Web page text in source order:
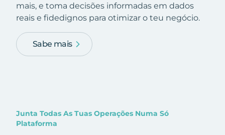
mais, e toma decisões informadas em dados
reais e fidedignos para otimizar o teu negócio.
Sabe mais
Junta Todas As Tuas Operações Numa Só
Plataforma